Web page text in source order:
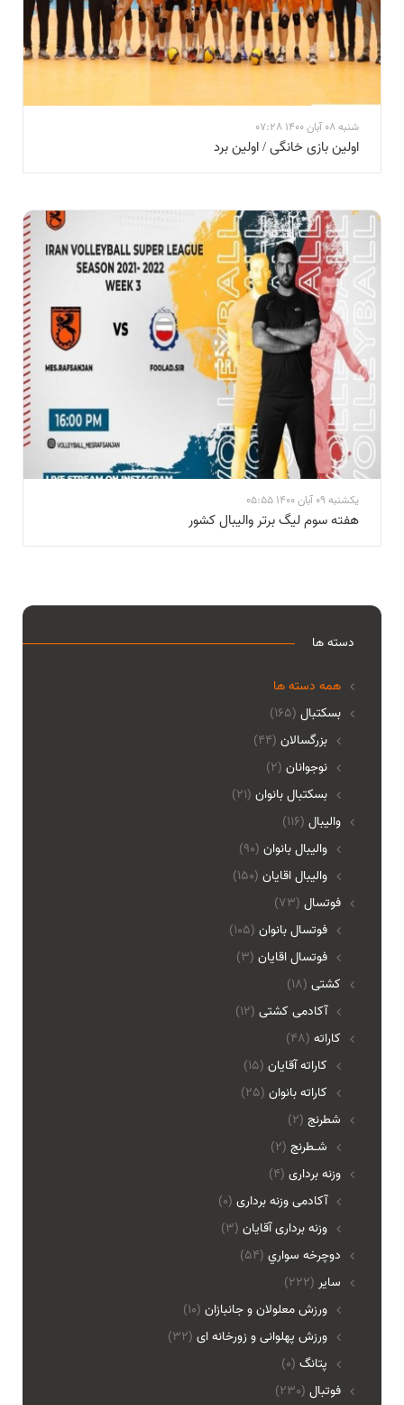
شنبه 08 آبان 1400 07:28
اولین بازی خانگی / اولین برد
یکشنبه 09 آبان 1400 05:55
هفته سوم لیگ برتر والیبال کشور
دسته ها
همه دسته ها
(165) بسکتبال
بزرگسالان (44)
نوجوانان (2)
بسکتبال بانوان (21)
(116) والیبال
واليبال بانوان (90)
واليبال اقايان (150)
(73) فوتسال
فوتسال بانوان (105)
فوتسال اقايان (3)
(18) کشتی
آکادمی کشتی (12)
(48) کاراته
کاراته آقایان (15)
کاراته بانوان (25)
(2) شطرنج
شـطرنج (2)
(4) وزنه برداری
آکادمی وزنه برداری (0)
وزنه برداری آقایان (3)
(54) دوچرخه سواري
(222) ساير
ورزش معلولان و جانبازان (10)
ورزش پهلوانی و زورخانه ای (32)
پتانگ (0)
(230) فوتبال